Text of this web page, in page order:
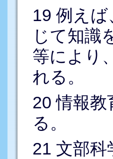
19 例えば
じて知識
等により
れる。
20 情報教
る。
21 文部科